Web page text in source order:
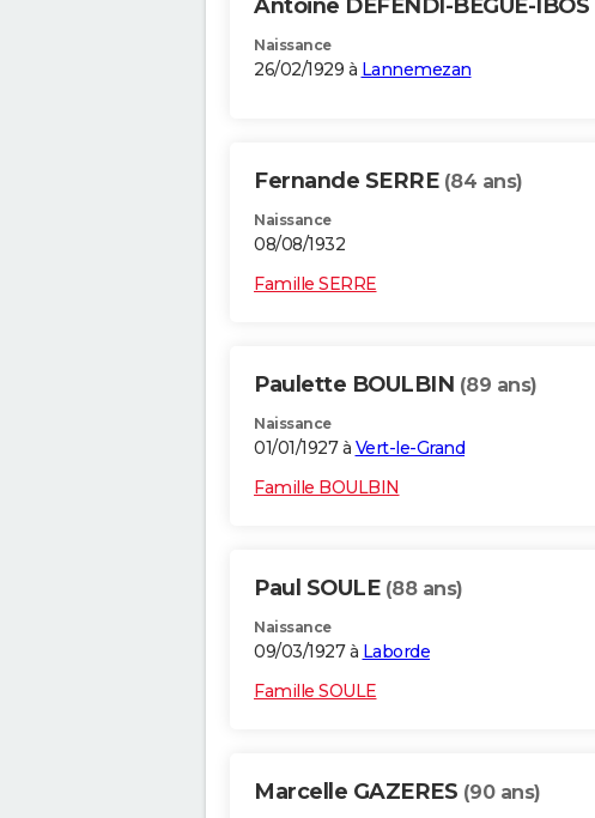
Antoine DEFENDI-BEGUE-IBOS
Naissance
26/02/1929 à Lannemezan
Fernande SERRE (84 ans)
Naissance
08/08/1932
Famille SERRE
Paulette BOULBIN (89 ans)
Naissance
01/01/1927 à Vert-le-Grand
Famille BOULBIN
Paul SOULE (88 ans)
Naissance
09/03/1927 à Laborde
Famille SOULE
Marcelle GAZERES (90 ans)